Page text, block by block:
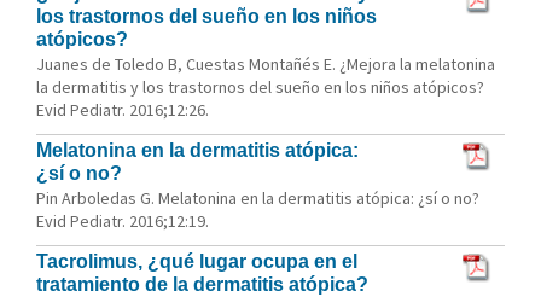
los trastornos del sueño en los niños
atópicos?
Juanes de Toledo B, Cuestas Montañés E. ¿Mejora la melatonina
la dermatitis y los trastornos del sueño en los niños atópicos?
Evid Pediatr. 2016;12:26.
Melatonina en la dermatitis atópica:
¿sí o no?
Pin Arboledas G. Melatonina en la dermatitis atópica: ¿sí o no?
Evid Pediatr. 2016;12:19.
Tacrolimus, ¿qué lugar ocupa en el
tratamiento de la dermatitis atópica?